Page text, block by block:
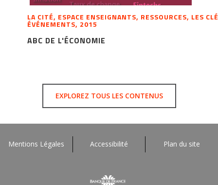
LA CITÉ, ESPACE ENSEIGNANTS, RESSOURCES, LES
ÉVÉNEMENTS, 2015
ABC DE L'ÉCONOMIE
EXPLOREZ TOUS LES CONTENUS
Mentions Légales Accessibilité Plan du site